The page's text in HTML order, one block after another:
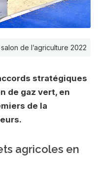
de l’agriculture 2022
stratégiques
de gaz vert, en
de la
agricoles en